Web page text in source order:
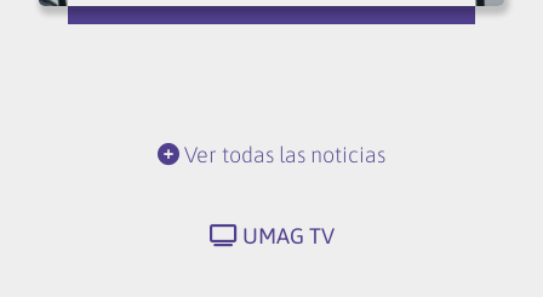
Ver todas las noticias
UMAG TV